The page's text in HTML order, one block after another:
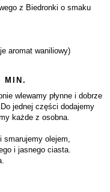
z Biedronki o smaku
aromat waniliowy)
MIN.
wlewamy płynne i dobrze
jednej części dodajemy
każde z osobna.
smarujemy olejem,
i jasnego ciasta.